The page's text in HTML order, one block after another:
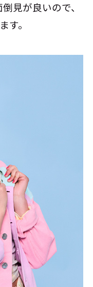
見が良いので、
す。